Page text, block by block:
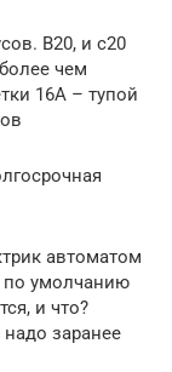
В20, и с20
чем
16А – тупой
автоматом
по умолчанию
и что?
заранее